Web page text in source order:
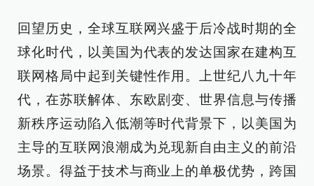
回望历史，全球互联网兴盛于后冷战时期的全
球化时代，以美国为代表的发达国家在建构互
联网格局中起到关键性作用。上世纪八九十年
代，在苏联解体、东欧剧变、世界信息与传播
新秩序运动陷入低潮等时代背景下，以美国为
主导的互联网浪潮成为兑现新自由主义的前沿
场景。得益于技术与商业上的单极优势，跨国